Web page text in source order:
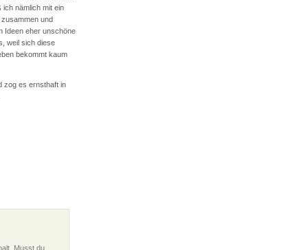
nämlich mit ein
und
Ideen eher unschöne
weil sich diese
bekommt kaum
zog es ernsthaft in
Musst du